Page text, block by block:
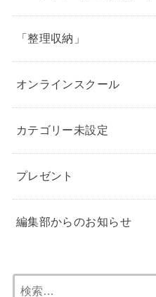
「整理収納」
オンラインスクール
カテゴリー未設定
プレゼント
編集部からのお知らせ